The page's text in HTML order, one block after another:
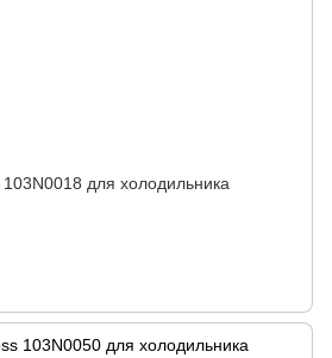
для холодильника